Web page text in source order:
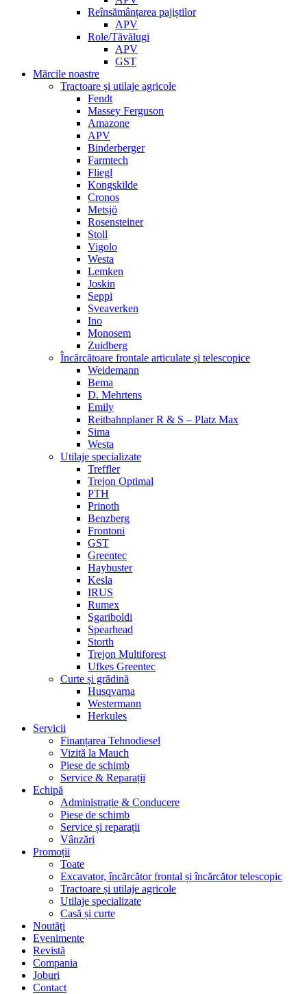
Reînsămânțarea pajiștilor
APV
Role/Tăvălugi
APV
GST
Mărcile noastre
Tractoare și utilaje agricole
Fendt
Massey Ferguson
Amazone
APV
Binderberger
Farmtech
Fliegl
Kongskilde
Cronos
Metsjö
Rosensteiner
Stoll
Vigolo
Westa
Lemken
Joskin
Seppi
Sveaverken
Ino
Monosem
Zuidberg
Încărcătoare frontale articulate și telescopice
Weidemann
Bema
D. Mehrtens
Emily
Reitbahnplaner R & S – Platz Max
Sima
Westa
Utilaje specializate
Treffler
Trejon Optimal
PTH
Prinoth
Benzberg
Frontoni
GST
Greentec
Haybuster
Kesla
IRUS
Rumex
Sgariboldi
Spearhead
Storth
Trejon Multiforest
Ufkes Greentec
Curte și grădină
Husqvarna
Westermann
Herkules
Servicii
Finanțarea Tehnodiesel
Vizită la Mauch
Piese de schimb
Service & Reparații
Echipă
Administrație & Conducere
Piese de schimb
Service și reparații
Vânzări
Promoții
Toate
Excavator, încărcător frontal și încărcător telescopic
Tractoare și utilaje agricole
Utilaje specializate
Casă și curte
Noutăți
Evenimente
Revistă
Compania
Joburi
Contact